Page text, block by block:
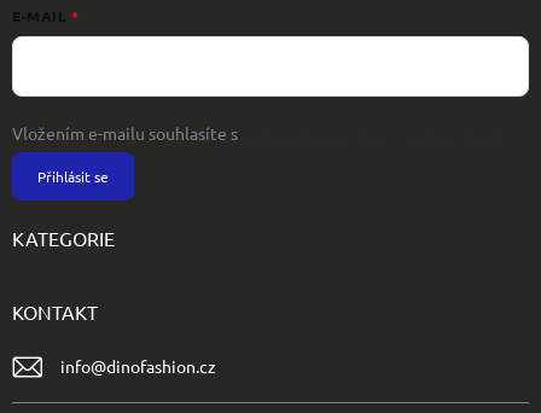
E-MAIL
Vložením e-mailu souhlasíte s
Přihlásit se
KATEGORIE
KONTAKT
info@dinofashion.cz